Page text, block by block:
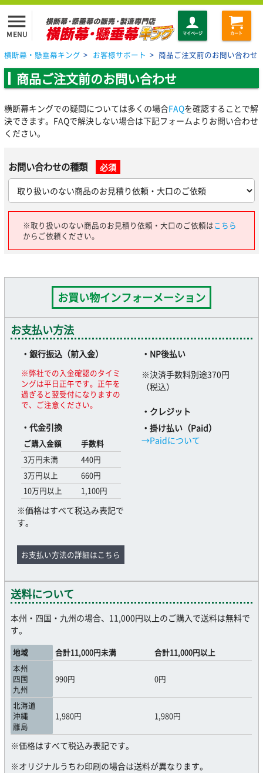
menu
MENU マイページ カート
横断幕・懸垂幕キング > お客様サポート > 商品ご注文前のお問い合わせ
商品ご注文前のお問い合わせ
横断幕キングでの疑問については多くの場合FAQを確認することで解
決できます。FAQで解決しない場合は下記フォームよりお問い合わせ
ください。
お問い合わせの種類 必須
※取り扱いのない商品のお見積り依頼・大口のご依頼はこちら
からご依頼ください。
お買い物インフォーメーション
お支払い方法
・銀行振込（前入金）
※弊社での入金確認のタイミ
ングは平日正午です。正午を
過ぎると翌受付になりますの
で、ご注意ください。
・代金引換
ご購入金額
手数料
3万円未満
440円
3万円以上
660円
10万円以上
1,100円
※価格はすべて税込み表記で
す。
・NP後払い
※決済手数料別途370円
（税込）
・クレジット
・掛け払い（Paid）
→Paidについて
お支払い方法の詳細はこちら
送料について
本州・四国・九州の場合、11,000円以上のご購入で送料は無料で
す。
地域 合計11,000円未満
合計11,000円以上
本州
四国
九州
990円 0円
北海道
沖縄
離島
1,980円 1,980円
※価格はすべて税込み表記です。
※オリジナルうちわ印刷の場合は送料が異なります。